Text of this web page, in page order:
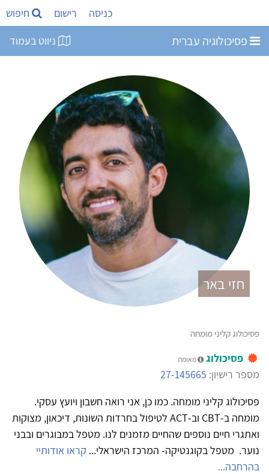
כניסה רישום חיפוש
פסיכולוגיה עברית ניווט בעמוד
חזי באר
פסיכולוג קליני מומחה
פסיכולוג מאומת
מספר רישיון: 27-145665
פסיכולוג קליני מומחה. כמו כן, אני רואה חשבון ויועץ עסקי.
מומחה ב-CBT וב-ACT לטיפול בחרדות השונות, דיכאון, מצוקות
ואתגרי חיים נוספים שהחיים מזמנים לנו. מטפל במבוגרים ובבני
נוער. מטפל בקוגנטיקה- המרכז הישראלי... קראו אודותיי
בהרחבה...